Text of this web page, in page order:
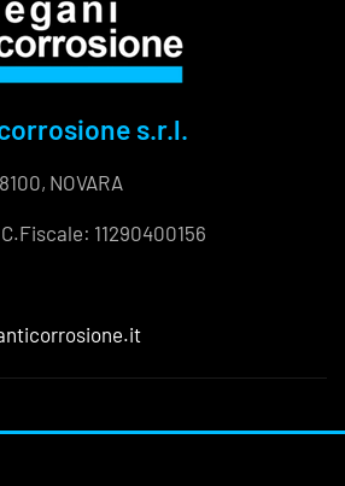
s.r.l.
NOVARA
11290400156